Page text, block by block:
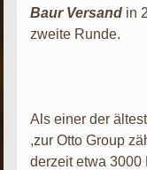
Baur Versand in
zweite Runde.
Als einer der
,zur Otto Group
derzeit etwa 3000